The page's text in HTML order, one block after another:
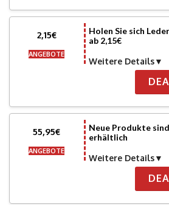
2,15€
ANGEBOTE
Holen Sie sich
ab 2,15€
Weitere Details
55,95€
ANGEBOTE
Neue Produkte
erhältlich
Weitere Details